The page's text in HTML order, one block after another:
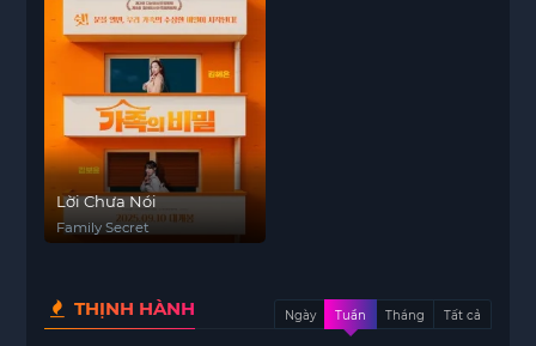
Lời Chưa Nói
Family Secret
THỊNH HÀNH Ngày Tuần Tháng Tất cả